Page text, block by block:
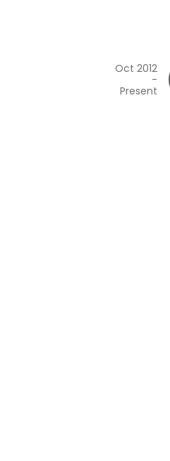
Oct 2012
-
Present